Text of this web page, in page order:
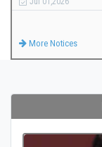
More Notices